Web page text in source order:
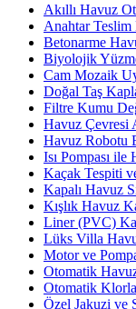
Akıllı Havuz
Anahtar Teslim
Betonarme
Biyolojik
Cam Mozaik
Doğal Taş
Filtre Kumu
Havuz Çevresi
Havuz Robotu
Isı Pompası ile
Kaçak Tespiti
Kapalı Havuz
Kışlık Havuz
Liner (PVC)
Lüks Villa
Motor ve
Otomatik
Otomatik
Özel Jakuzi ve